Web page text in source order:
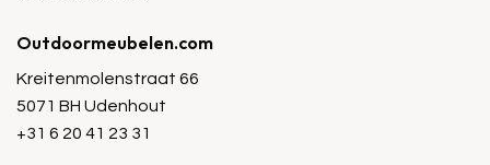
Outdoormeubelen.com
Kreitenmolenstraat 66
5071 BH Udenhout
+31 6 20 41 23 31